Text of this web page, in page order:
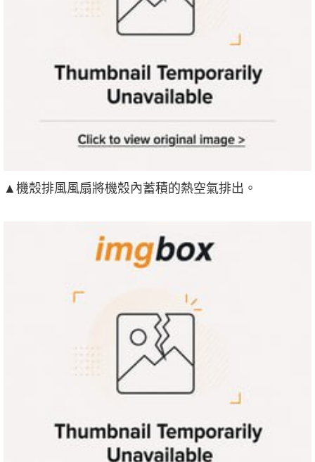
▲機殼排風風扇將機殼內蓄積的熱空氣排出。